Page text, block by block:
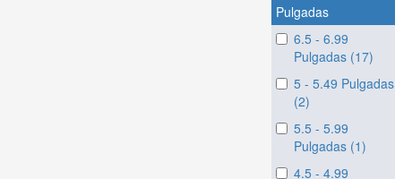
Pulgadas
6.5 - 6.99
Pulgadas (17)
5 - 5.49 Pulgadas
(2)
5.5 - 5.99
Pulgadas (1)
4.5 - 4.99